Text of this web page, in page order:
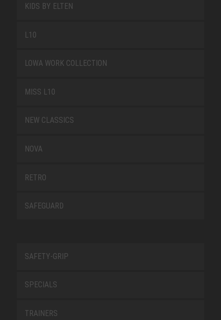
KIDS BY ELTEN
L10
LOWA WORK COLLECTION
MISS L10
NEW CLASSICS
NOVA
RETRO
SAFEGUARD
SAFETY-GRIP
SPECIALS
TRAINERS